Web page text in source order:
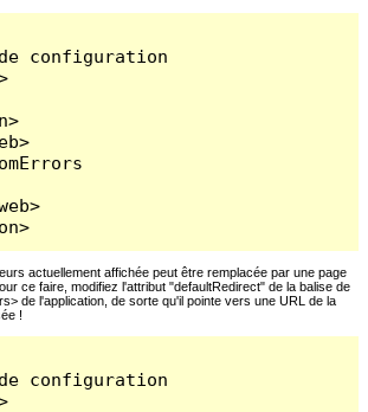
configuration
actuellement affichée peut être remplacée par une page
ce faire, modifiez l'attribut "defaultRedirect" de la balise de
de l'application, de sorte qu'il pointe vers une URL de la
!
configuration